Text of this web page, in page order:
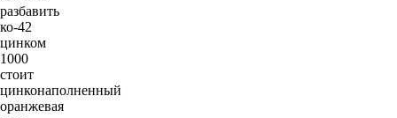
разбавить
ко-42
цинком
1000
стоит
цинконаполненный
оранжевая